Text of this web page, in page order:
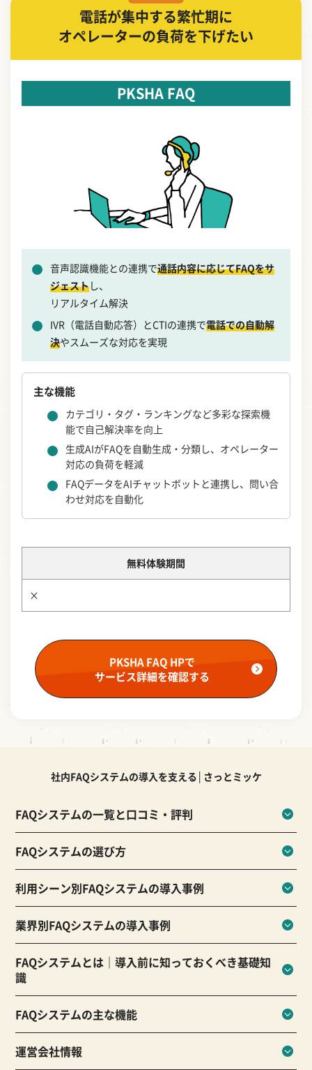
電話が集中する繁忙期に
オペレーターの負荷を下げたい
PKSHA FAQ
音声認識機能との連携で通話内容に応じてFAQをサ
ジェストし、
リアルタイム解決
IVR（電話自動応答）とCTIの連携で電話での自動解
決やスムーズな対応を実現
主な機能
カテゴリ・タグ・ランキングなど多彩な探索機
能で自己解決率を向上
生成AIがFAQを自動生成・分類し、オペレーター
対応の負荷を軽減
FAQデータをAIチャットボットと連携し、問い合
わせ対応を自動化
無料体験期間
×
PKSHA FAQ HPで
サービス詳細を確認する
社内FAQシステムの導入を支える│さっとミッケ
FAQシステムの一覧と口コミ・評判
FAQシステムの選び方
利用シーン別FAQシステムの導入事例
業界別FAQシステムの導入事例
FAQシステムとは｜導入前に知っておくべき基礎知
識
FAQシステムの主な機能
運営会社情報